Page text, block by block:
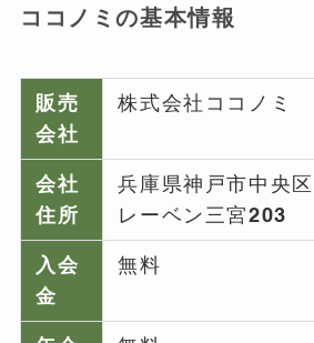
ココノミの基本情報
販売
会社
株式会社ココノミ
会社
住所
兵庫県神戸市中央
レーベン三宮203
入会
金
無料